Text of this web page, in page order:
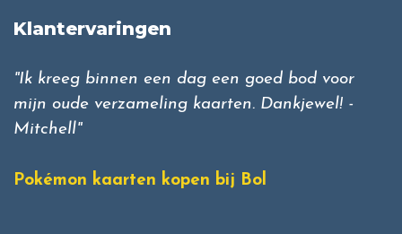
Klantervaringen
"Ik kreeg binnen een dag een goed bod voor
mijn oude verzameling kaarten. Dankjewel! -
Mitchell"
Pokémon kaarten kopen bij Bol